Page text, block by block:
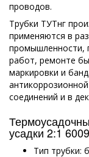
проводов.
Трубки ТУТнг
применяются в
промышленности,
работ, ремонте
маркировки и
соединений и в
усадки 2:1
Тип трубки: